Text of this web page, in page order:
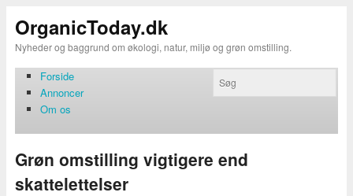
OrganicToday.dk
Nyheder og baggrund om økologi, natur, miljø og grøn omstilling.
Forside
Annoncer
Om os
Grøn omstilling vigtigere end
skattelettelser